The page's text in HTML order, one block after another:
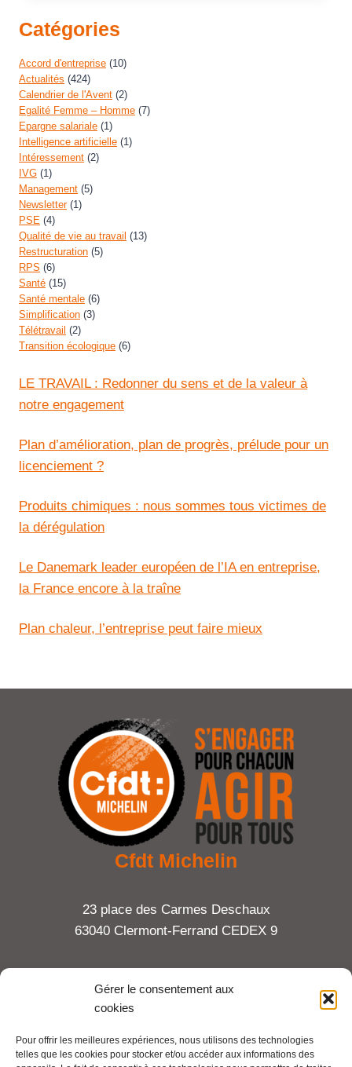
Gérer le consentement aux
cookies
Pour offrir les meilleures expériences, nous utilisons des technologies
telles que les cookies pour stocker et/ou accéder aux informations des
Catégories
Accord d'entreprise (10)
Actualités (424)
Calendrier de l'Avent (2)
Egalité Femme – Homme (7)
Epargne salariale (1)
Intelligence artificielle (1)
Intéressement (2)
IVG (1)
Management (5)
Newsletter(1)
PSE (4)
Qualité de vie au travail (13)
Restructuration (5)
RPS (6)
Santé (15)
Santé mentale (6)
Simplification (3)
Télétravail (2)
Transition écologique (6)
LE TRAVAIL : Redonner du sens et de la valeur à
notre engagement
Plan d’amélioration, plan de progrès, prélude pour un
licenciement ?
Produits chimiques : nous sommes tous victimes de
la dérégulation
Le Danemark leader européen de l’IA en entreprise,
la France encore à la traîne
Plan chaleur, l’entreprise peut faire mieux
Cfdt Michelin
23 place des Carmes Deschaux
63040 Clermont-Ferrand CEDEX 9
Mentions légales